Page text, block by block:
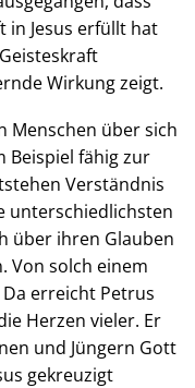
in Jesus erfüllt hat
Wirkung zeigt.
Menschen über sich
Beispiel fähig zur
Verständnis
unterschiedlichsten
über ihren Glauben
Von solch einem
erreicht Petrus
Herzen vieler. Er
und Jüngern Gott
gekreuzigt